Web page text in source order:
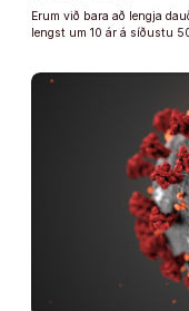
Erum við bara að lengja
lengst um 10 ár á síðustu